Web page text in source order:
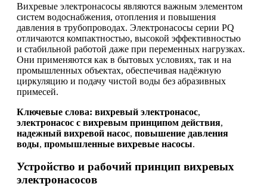
Вихревые электронасосы являются важным элементом
систем водоснабжения, отопления и повышения
давления в трубопроводах. Электронасосы серии PQ
отличаются компактностью, высокой эффективностью
и стабильной работой даже при переменных нагрузках.
Они применяются как в бытовых условиях, так и на
промышленных объектах, обеспечивая надёжную
циркуляцию и подачу чистой воды без абразивных
примесей.
Ключевые слова: вихревый электронасос,
электронасос с вихревым принципом действия,
надежный вихревой насос, повышение давления
воды, промышленные вихревые насосы.
Устройство и рабочий принцип вихревых
электронасосов